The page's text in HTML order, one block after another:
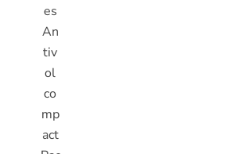
es
An
tiv
ol
co
mp
act